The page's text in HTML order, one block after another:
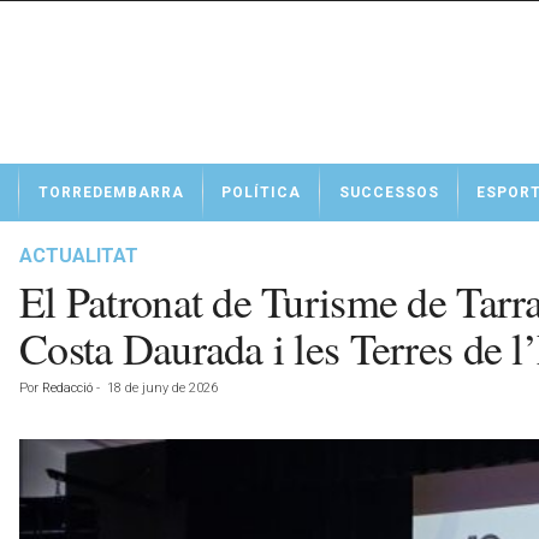
t
TORREDEMBARRA POLÍTICA SUCCESSOS
ACTUALITAT
El Patronat de Turisme de
Costa Daurada i les Terres de
Por Redacció - 18 de juny de 2026